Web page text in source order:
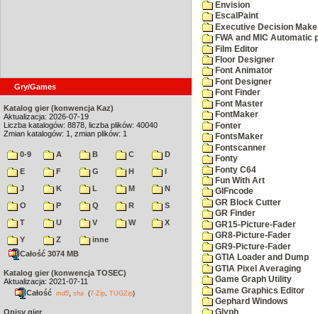
Gry/Games
Katalog gier (konwencja Kaz)
Aktualizacja: 2026-07-19
Liczba katalogów: 8878, liczba plików: 40040
Zmian katalogów: 1, zmian plików: 1
0-9 A B C
D
E
F G H
I
J
K L M
N
O
P Q R
S
T
U V W
X
Y
Z
inne
Całość 3074 MB
Katalog gier (konwencja TOSEC)
Aktualizacja: 2021-07-11
Całość md5 sha (7-Zip TUGZip)
Opisy gier
Envision
EscalPaint
Executive Decision
FWA and MIC
Film Editor
Floor Designer
Font Animator
Font Designer
Font Finder
Font Master
FontMaker
Fonter
FontsMaker
Fontscanner
Fonty
Fonty C64
Fun With Art
GIFncode
GR Block Cutter
GR Finder
GR15-Picture-Fader
GR8-Picture-Fader
GR9-Picture-Fader
GTIA Loader and Dump
GTIA Pixel Averaging
Game Graph Utility
Game Graphics Editor
Gephard Windows
Glyph